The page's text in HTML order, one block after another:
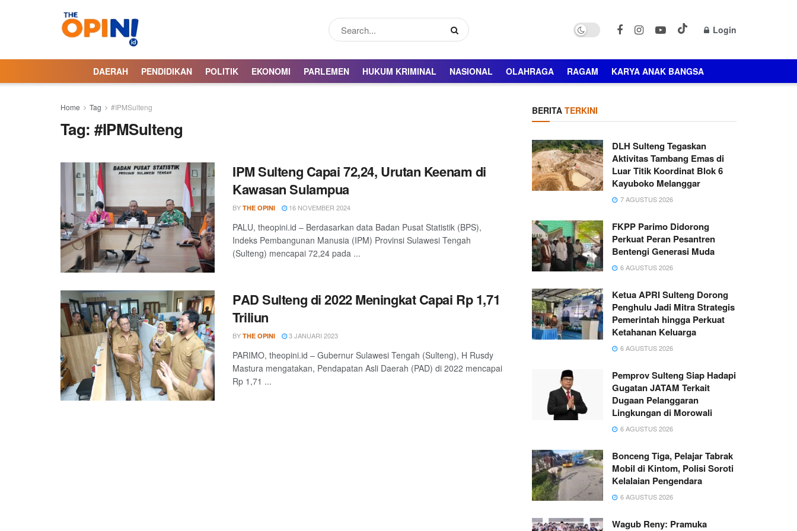
Login
DAERAH PENDIDIKAN POLITIK EKONOMI PARLEMEN HUKUM KRIMINAL NASIONAL OLAHRAGA RAGAM KARYA ANAK BANGSA
Home Tag #IPMSulteng
Tag:#IPMSulteng
IPM Sulteng Capai 72,24, Urutan Keenam di
Kawasan Sulampua
BY THE OPINI 16 NOVEMBER 2024
PALU, theopini.id – Berdasarkan data Badan Pusat Statistik (BPS),
Indeks Pembangunan Manusia (IPM) Provinsi Sulawesi Tengah
(Sulteng) mencapai 72,24 pada ...
PAD Sulteng di 2022 Meningkat Capai Rp 1,71
Triliun
BY THE OPINI 3 JANUARI 2023
PARIMO, theopini.id – Gubernur Sulawesi Tengah (Sulteng), H Rusdy
Mastura mengatakan, Pendapatan Asli Daerah (PAD) di 2022 mencapai
Rp 1,71 ...
BERITA TERKINI
DLH Sulteng Tegaskan
Aktivitas Tambang Emas di
Luar Titik Koordinat Blok 6
Kayuboko Melanggar
7 AGUSTUS 2026
FKPP Parimo Didorong
Perkuat Peran Pesantren
Bentengi Generasi Muda
6 AGUSTUS 2026
Ketua APRI Sulteng Dorong
Penghulu Jadi Mitra Strategis
Pemerintah hingga Perkuat
Ketahanan Keluarga
6 AGUSTUS 2026
Pemprov Sulteng Siap Hadapi
Gugatan JATAM Terkait
Dugaan Pelanggaran
Lingkungan di Morowali
6 AGUSTUS 2026
Bonceng Tiga, Pelajar Tabrak
Mobil di Kintom, Polisi Soroti
Kelalaian Pengendara
6 AGUSTUS 2026
Wagub Reny: Pramuka